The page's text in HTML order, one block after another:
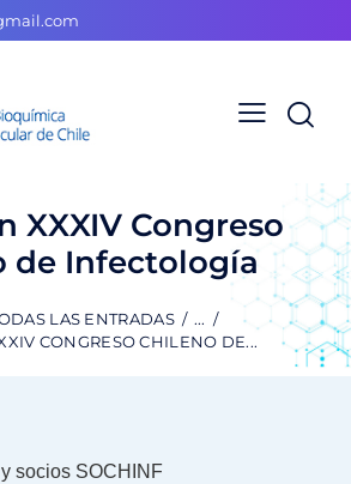
XXXIV Congreso
de Infectología
LAS ENTRADAS
...
CONGRESO CHILENO DE...
socios SOCHINF